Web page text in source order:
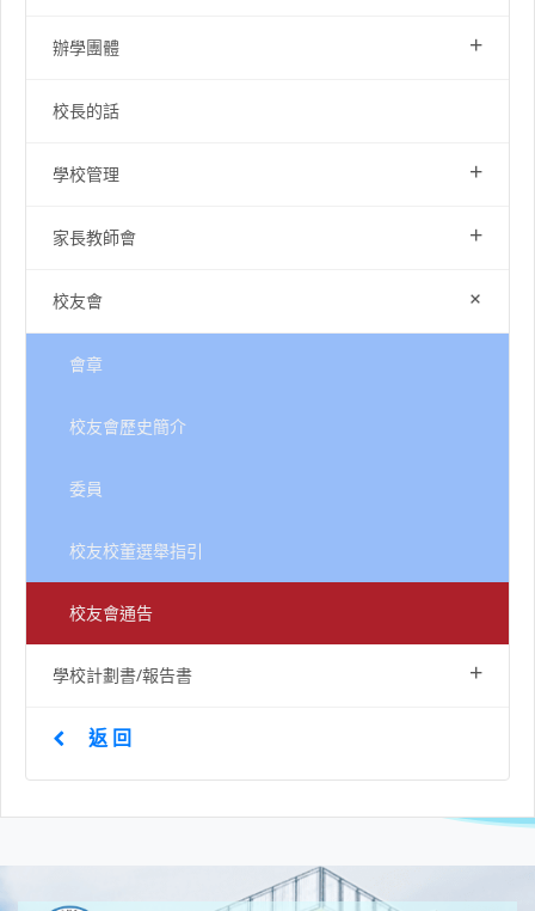
辦學團體 +
校長的話
學校管理 +
家長教師會 +
校友會 +
會章
校友會歷史簡介
委員
校友校董選舉指引
校友會通告
學校計劃書/報告書 +
返 回